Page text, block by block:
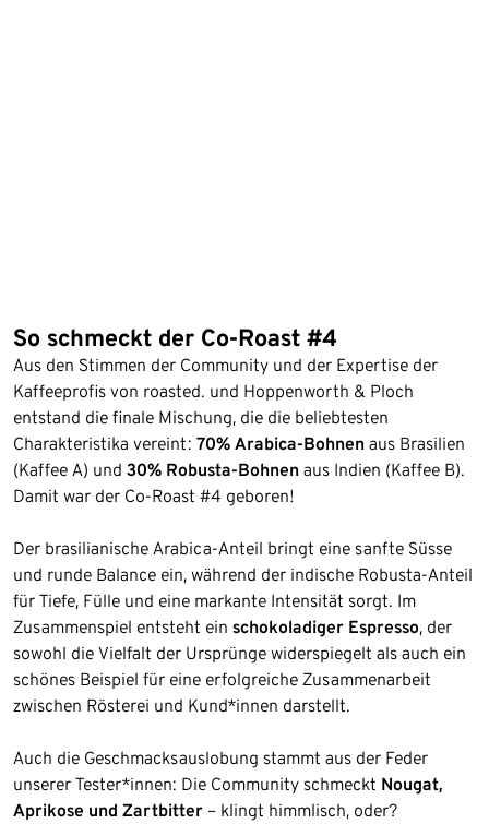
So schmeckt der Co-Roast #4
Aus den Stimmen der Community und der Expertise der
Kaffeeprofis von roasted. und Hoppenworth & Ploch
entstand die finale Mischung, die die beliebtesten
Charakteristika vereint: 70% Arabica-Bohnen aus Brasilien
(Kaffee A) und 30% Robusta-Bohnen aus Indien (Kaffee B).
Damit war der Co-Roast #4 geboren!
Der brasilianische Arabica-Anteil bringt eine sanfte Süsse
und runde Balance ein, während der indische Robusta-Anteil
für Tiefe, Fülle und eine markante Intensität sorgt. Im
Zusammenspiel entsteht ein schokoladiger Espresso, der
sowohl die Vielfalt der Ursprünge widerspiegelt als auch ein
schönes Beispiel für eine erfolgreiche Zusammenarbeit
zwischen Rösterei und Kund*innen darstellt.
Auch die Geschmacksauslobung stammt aus der Feder
unserer Tester*innen: Die Community schmeckt Nougat,
Aprikose und Zartbitter – klingt himmlisch, oder?